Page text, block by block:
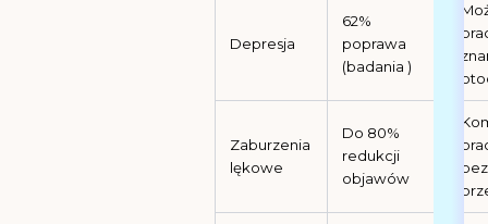
Depresja
62%
poprawa
(badania )
Zaburzenia
lękowe
Do 80%
redukcji
objawów